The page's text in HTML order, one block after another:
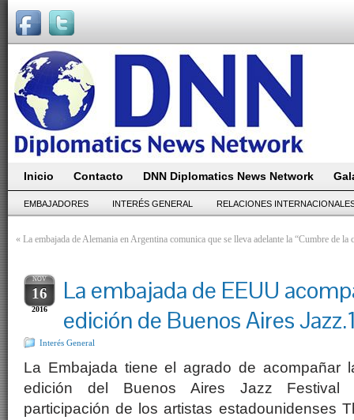
Inicio Contacto DNN Diplomatics News Network
EMBAJADORES INTERÉS GENERAL RELACIONES
« La embajada de Alemania en Argentina comunica que se lleva adelante la “Cumbre de la
NOV
16
2016
La embajada de EEUU
edición de Buenos Aires
Interés General
La Embajada tiene el agrado de acompañar
edición del Buenos Aires Jazz Festival
participación de los artistas estadounidenses